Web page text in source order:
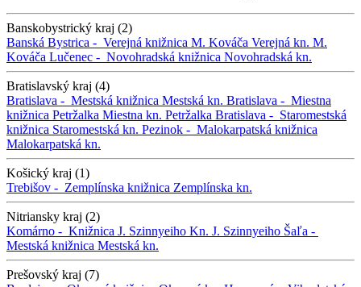
Banskobystrický kraj (2)
Banská Bystrica - Verejná knižnica M. Kováča Verejná kn. M.
Kováča Lučenec - Novohradská knižnica Novohradská kn.
Bratislavský kraj (4)
Bratislava - Mestská knižnica Mestská kn. Bratislava - Miestna
knižnica Petržalka Miestna kn. Petržalka Bratislava - Staromestská
knižnica Staromestská kn. Pezinok - Malokarpatská knižnica
Malokarpatská kn.
Košický kraj (1)
Trebišov - Zemplínska knižnica Zemplínska kn.
Nitriansky kraj (2)
Komárno - Knižnica J. Szinnyeiho Kn. J. Szinnyeiho Šaľa -
Mestská knižnica Mestská kn.
Prešovský kraj (7)